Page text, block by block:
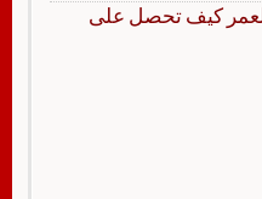
كيف تحصل على